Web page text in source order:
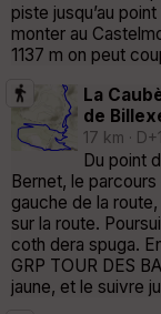
piste jusqu’au
monter au
1137 m on peut
La
de
17 km ·
Du point
Bernet, le
gauche de la
sur la route.
coth dera spuga.
GRP TOUR DES
jaune, et le suivre